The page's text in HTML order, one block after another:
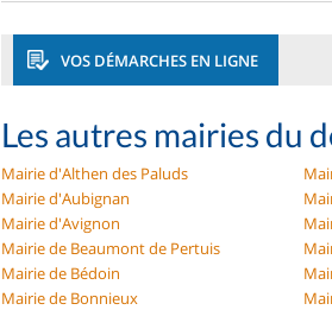
VOS DÉMARCHES EN LIGNE
Les autres mairies du
Mairie d'Althen des Paluds
Mairie d'Aubignan
Mairie d'Avignon
Mairie de Beaumont de Pertuis
Mairie de Bédoin
Mairie de Bonnieux